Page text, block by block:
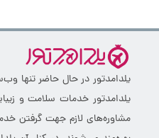
یلدامدتور در حال حاضر تنها
یلدامدتور خدمات سلامت و
مشاوره‌های لازم جهت گرفتن